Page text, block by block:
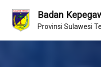
Badan
Provinsi Sulawesi